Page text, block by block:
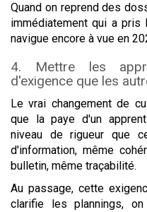
Quand on reprend des
immédiatement qui a
navigue encore à vue en
4. Mettre les
d'exigence que les
Le vrai changement de
que la paye d'un
niveau de rigueur que
d'information, même
bulletin, même traçabilité.
Au passage, cette
clarifie les plannings,